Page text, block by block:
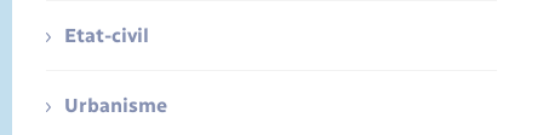
Etat-civil
Urbanisme